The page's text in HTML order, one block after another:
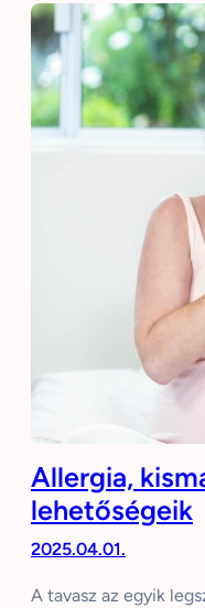
Allergia,
lehetőségeik
2025.04.01.
A tavasz az egyik